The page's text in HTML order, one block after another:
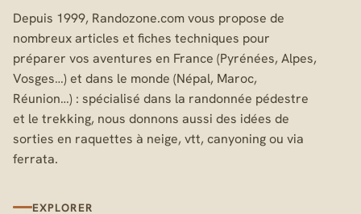
Depuis 1999, Randozone.com vous propose de
nombreux articles et fiches techniques pour
préparer vos aventures en France (Pyrénées, Alpes,
Vosges…) et dans le monde (Népal, Maroc,
Réunion…) : spécialisé dans la randonnée pédestre
et le trekking, nous donnons aussi des idées de
sorties en raquettes à neige, vtt, canyoning ou via
ferrata.
EXPLORER